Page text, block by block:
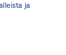
ja